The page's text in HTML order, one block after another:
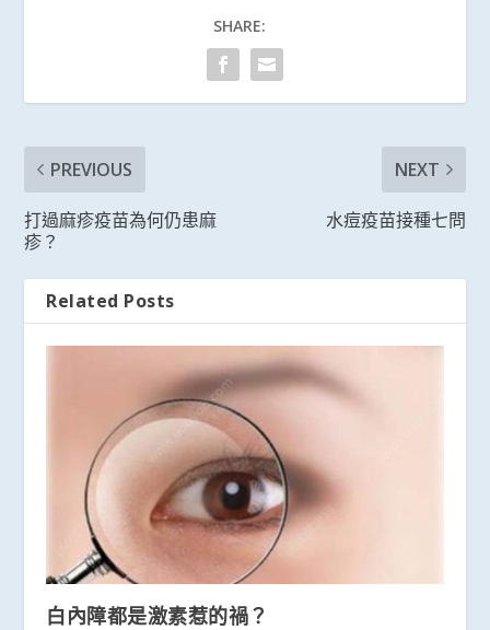
SHARE:
PREVIOUS
打過麻疹疫苗為何仍患麻
疹？
NEXT
水痘疫苗接種七問
Related Posts
白內障都是激素惹的禍？